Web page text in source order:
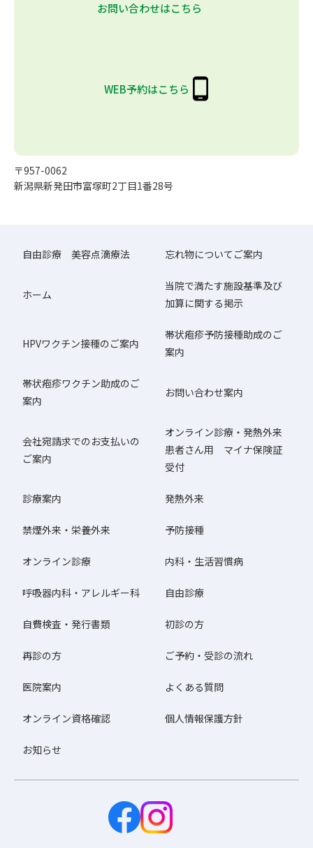
お問い合わせはこちら
WEB予約はこちら
〒957-0062
新潟県新発田市富塚町2丁目1番28号
自由診療 美容点滴療法 忘れ物についてご案内
ホーム
当院で満たす施設基準及び
加算に関する掲示
HPVワクチン接種のご案内
帯状疱疹予防接種助成のご
案内
帯状疱疹ワクチン助成のご
案内
お問い合わせ案内
会社宛請求でのお支払いの
ご案内
オンライン診療・発熱外来
患者さん用 マイナ保険証
受付
診療案内 発熱外来
禁煙外来・栄養外来 予防接種
オンライン診療 内科・生活習慣病
呼吸器内科・アレルギー科 自由診療
自費検査・発行書類 初診の方
再診の方 ご予約・受診の流れ
医院案内 よくある質問
オンライン資格確認 個人情報保護方針
お知らせ